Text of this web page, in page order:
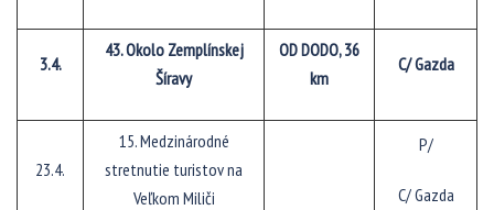
3.4.
43. Okolo Zemplínskej
Šíravy
OD DODO, 36
km
C/ Gazda
23.4.
15. Medzinárodné
stretnutie turistov na
Veľkom Miliči
P/
C/ Gazda